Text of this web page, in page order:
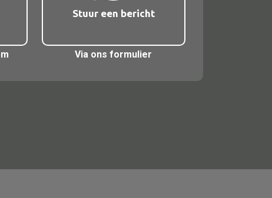
Stuur een bericht
Via ons formulier